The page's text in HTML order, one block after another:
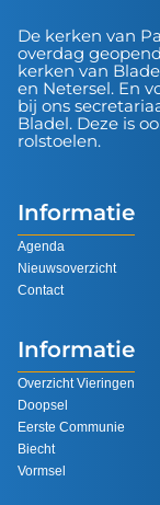
De kerken van
overdag
kerken van
en Netersel. En
bij ons
Bladel. Deze is
rolstoelen.
Informatie
Agenda
Nieuwsoverzicht
Contact
Informatie
Overzicht Vieringen
Doopsel
Eerste Communie
Biecht
Vormsel